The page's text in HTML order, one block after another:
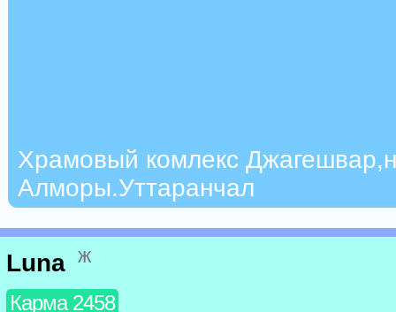
Храмовый комлекс
Алморы.Уттаранчал
Luna ж
Карма 2458